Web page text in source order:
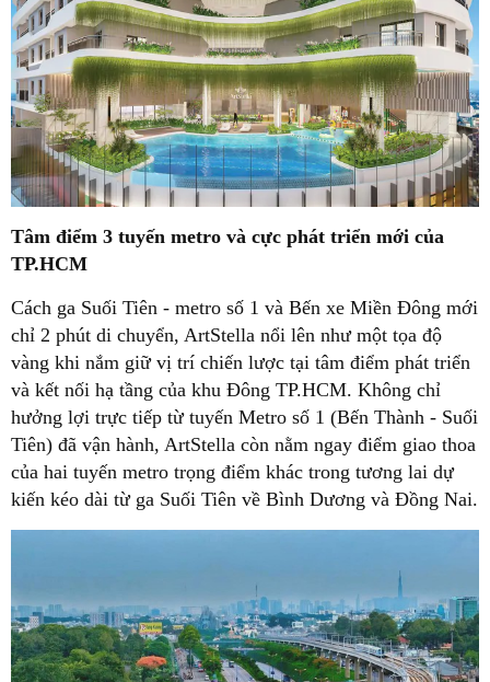
Tâm điểm 3 tuyến metro và cực phát triển mới của
TP.HCM
Cách ga Suối Tiên - metro số 1 và Bến xe Miền Đông mới
chỉ 2 phút di chuyển, ArtStella nổi lên như một tọa độ
vàng khi nắm giữ vị trí chiến lược tại tâm điểm phát triển
và kết nối hạ tầng của khu Đông TP.HCM. Không chỉ
hưởng lợi trực tiếp từ tuyến Metro số 1 (Bến Thành - Suối
Tiên) đã vận hành, ArtStella còn nằm ngay điểm giao thoa
của hai tuyến metro trọng điểm khác trong tương lai dự
kiến kéo dài từ ga Suối Tiên về Bình Dương và Đồng Nai.